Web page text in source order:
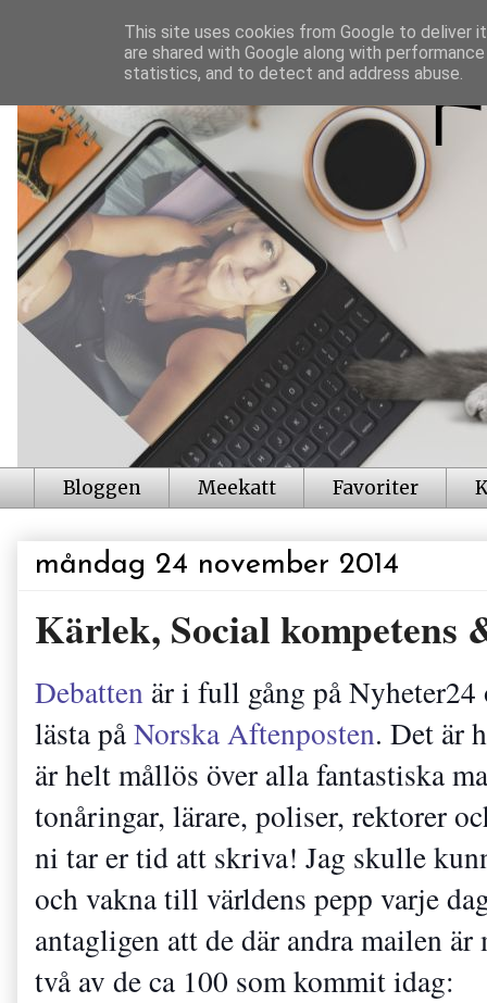
Bloggen Meekatt Favoriter
måndag 24 november 2014
Kärlek, Social kompetens
Debatten är i full gång på Nyheter24
lästa påNorska Aftenposten. Det är
är helt mållös över alla fantastiska
tonåringar, lärare, poliser, rektorer
ni tar er tid att skriva! Jag skulle
och vakna till världens pepp varje
antagligen att de där andra mailen
två av de ca 100 som kommit idag:
This site uses cookies from Google to deliver
are shared with Google along with
statistics, and to detect and address abuse.